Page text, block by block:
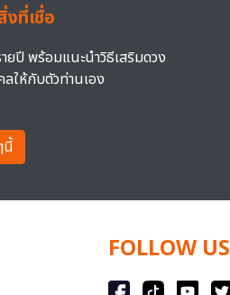
งที่เชื่อ
ยปี พร้อมแนะนำวิธีเสริมดวง
ให้กับตัวท่านเอง
นี้
FOLLOW US